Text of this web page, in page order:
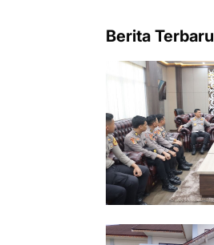
Berita Terbaru